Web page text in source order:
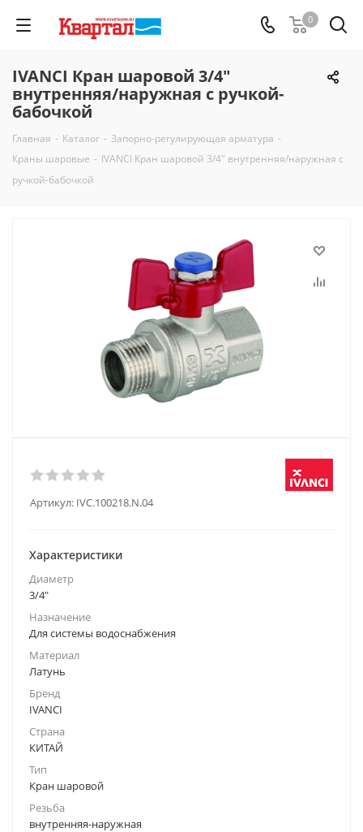
0
IVANCI Кран шаровой 3/4"
внутренняя/наружная с ручкой-
бабочкой
Главная - Каталог - Запорно-регулирующая арматура -
Краны шаровые - IVANCI Кран шаровой 3/4" внутренняя/наружная с
ручкой-бабочкой
Артикул: IVC.100218.N.04
Характеристики
Диаметр
3/4"
Назначение
Для системы водоснабжения
Материал
Латунь
Бренд
IVANCI
Страна
КИТАЙ
Тип
Кран шаровой
Резьба
внутренняя-наружная